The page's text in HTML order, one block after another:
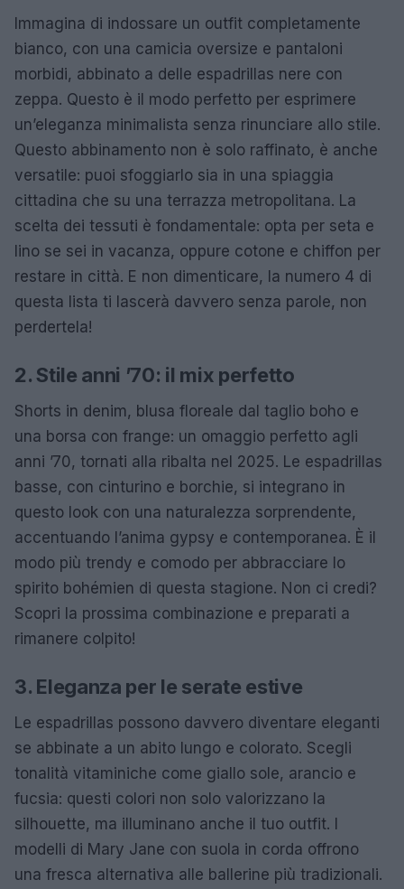
Immagina di indossare un outfit completamente
bianco, con una camicia oversize e pantaloni
morbidi, abbinato a delle espadrillas nere con
zeppa. Questo è il modo perfetto per esprimere
un’eleganza minimalista senza rinunciare allo stile.
Questo abbinamento non è solo raffinato, è anche
versatile: puoi sfoggiarlo sia in una spiaggia
cittadina che su una terrazza metropolitana. La
scelta dei tessuti è fondamentale: opta per seta e
lino se sei in vacanza, oppure cotone e chiffon per
restare in città. E non dimenticare, la numero 4 di
questa lista ti lascerà davvero senza parole, non
perdertela!
2. Stile anni ’70: il mix perfetto
Shorts in denim, blusa floreale dal taglio boho e
una borsa con frange: un omaggio perfetto agli
anni ’70, tornati alla ribalta nel 2025. Le espadrillas
basse, con cinturino e borchie, si integrano in
questo look con una naturalezza sorprendente,
accentuando l’anima gypsy e contemporanea. È il
modo più trendy e comodo per abbracciare lo
spirito bohémien di questa stagione. Non ci credi?
Scopri la prossima combinazione e preparati a
rimanere colpito!
3. Eleganza per le serate estive
Le espadrillas possono davvero diventare eleganti
se abbinate a un abito lungo e colorato. Scegli
tonalità vitaminiche come giallo sole, arancio e
fucsia: questi colori non solo valorizzano la
silhouette, ma illuminano anche il tuo outfit. I
modelli di Mary Jane con suola in corda offrono
una fresca alternativa alle ballerine più tradizionali.